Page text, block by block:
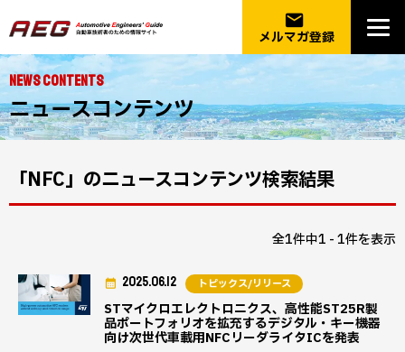
email
メルマガ登録
NEWS CONTENTS
ニュースコンテンツ
「NFC」のニュースコンテンツ検索結果
全1件中1 - 1件を表示
STマイクロエレクトロニクス、高性能ST25R製
品ポートフォリオを拡充するデジタル・キー機器
向け次世代車載用NFCリーダライタICを発表
2025.06.12 トピックス/リリース